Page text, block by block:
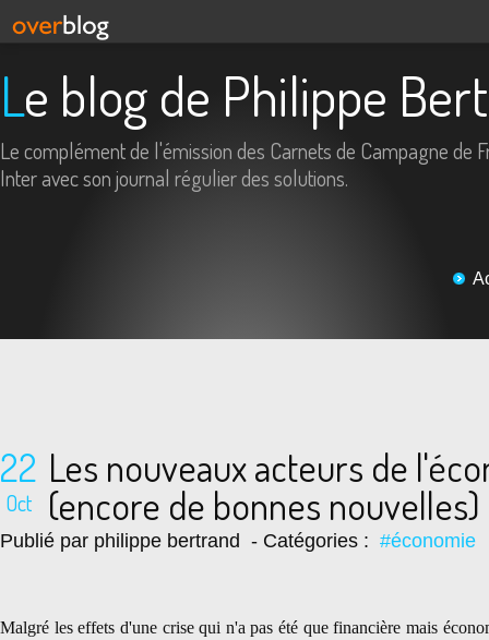
Le blog de Philippe
Le complément de l'émission des Carnets de Campagne de
Inter avec son journal régulier des solutions.
22
Oct
Les nouveaux acteurs de
(encore de bonnes nouvelles)
Publié par philippe bertrand - Catégories : #économie
Malgré les effets d'une crise qui n'a pas été que financière mais